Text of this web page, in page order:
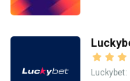
Luckybet: